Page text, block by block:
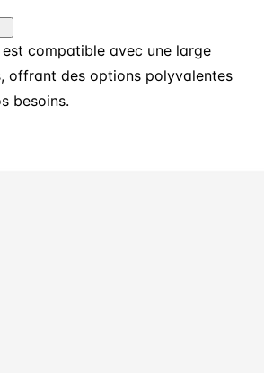
compatible avec une large
offrant des options polyvalentes
besoins.